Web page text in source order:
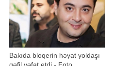
Bakıda bloqerin həyat yoldaşı
qəfil vəfat etdi - Foto